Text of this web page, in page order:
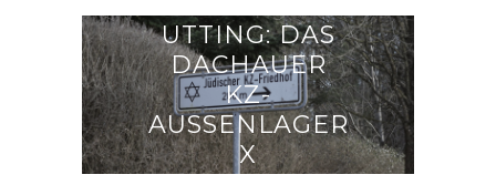
UTTING: DAS
DACHAUER
KZ-
AUSSENLAGER X